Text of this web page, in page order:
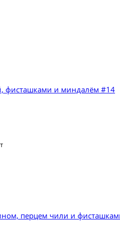
фисташками и миндалём #14
перцем чили и